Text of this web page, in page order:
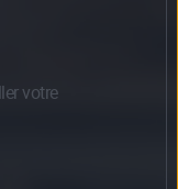
votre